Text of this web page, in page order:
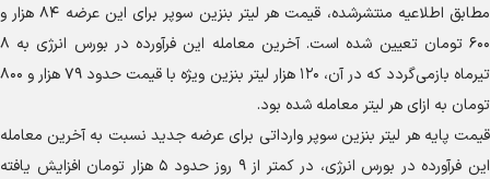
مطابق اطلاعیه منتشرشده، قیمت هر لیتر بنزین سوپر برای این عرضه ۸۴ هزار و
۶۰۰ تومان تعیین شده است. آخرین معامله این فرآورده در بورس انرژی به ۸
تیرماه بازمی‌گردد که در آن، ۱۲۰ هزار لیتر بنزین ویژه با قیمت حدود ۷۹ هزار و ۸۰۰
تومان به ازای هر لیتر معامله شده بود.
قیمت پایه هر لیتر بنزین سوپر وارداتی برای عرضه جدید نسبت به آخرین معامله
این فرآورده در بورس انرژی، در کمتر از ۹ روز حدود ۵ هزار تومان افزایش یافته